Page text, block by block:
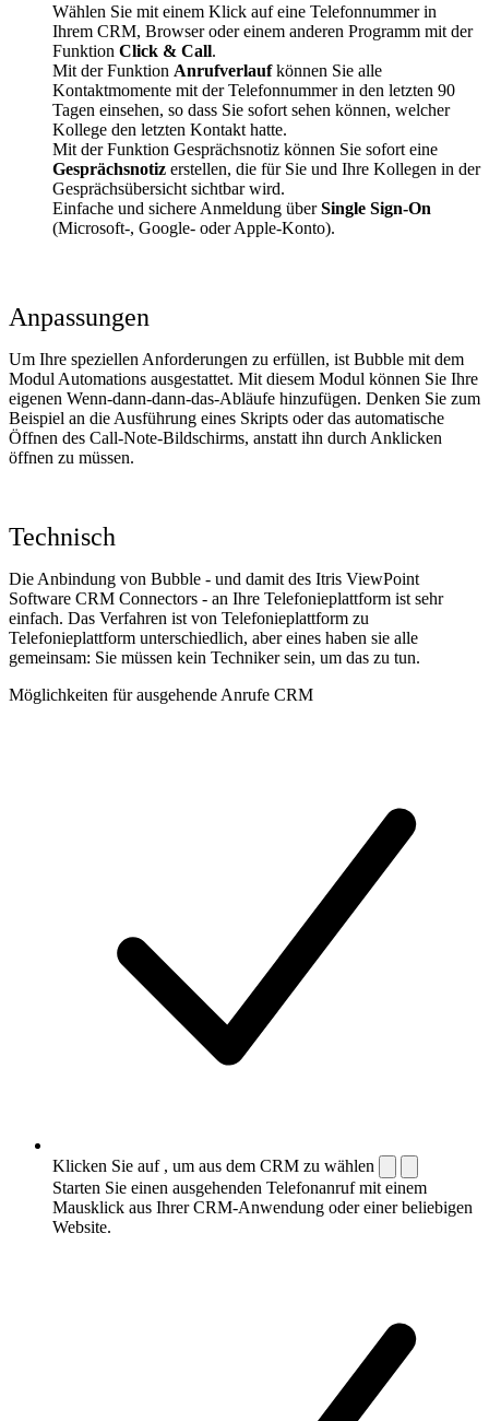
Wählen Sie mit einem Klick auf eine Telefonnummer in
Ihrem CRM, Browser oder einem anderen Programm mit der
Funktion Click & Call.
Mit der Funktion Anrufverlaufkönnen Sie alle
Kontaktmomente mit der Telefonnummer in den letzten 90
Tagen einsehen, so dass Sie sofort sehen können, welcher
Kollege den letzten Kontakt hatte.
Mit der Funktion Gesprächsnotiz können Sie sofort eine
Gesprächsnotiz erstellen, die für Sie und Ihre Kollegen in der
Gesprächsübersicht sichtbar wird.
Einfache und sichere Anmeldung überSingle Sign-On
(Microsoft-, Google- oder Apple-Konto).
Anpassungen
Um Ihre speziellen Anforderungen zu erfüllen, ist Bubble mit dem
Modul Automations ausgestattet. Mit diesem Modul können Sie Ihre
eigenen Wenn-dann-dann-das-Abläufe hinzufügen. Denken Sie zum
Beispiel an die Ausführung eines Skripts oder das automatische
Öffnen des Call-Note-Bildschirms, anstatt ihn durch Anklicken
öffnen zu müssen.
Technisch
Die Anbindung von Bubble - und damit des Itris ViewPoint
Software CRM Connectors - an Ihre Telefonieplattform ist sehr
einfach. Das Verfahren ist von Telefonieplattform zu
Telefonieplattform unterschiedlich, aber eines haben sie alle
gemeinsam: Sie müssen kein Techniker sein, um das zu tun.
Möglichkeiten für ausgehende Anrufe CRM
Klicken Sie auf , um aus dem CRM zu wählen
Starten Sie einen ausgehenden Telefonanruf mit einem
Mausklick aus Ihrer CRM-Anwendung oder einer beliebigen
Website.